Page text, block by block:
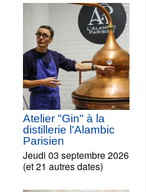
Atelier "Gin" à la
distillerie l'Alambic
Parisien
Jeudi 03 septembre 2026
(et 21 autres dates)